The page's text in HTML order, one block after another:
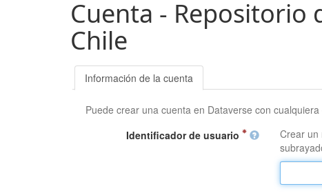
Cuenta - Repositorio
Chile
Información de la cuenta
Puede crear una cuenta en Dataverse con
Identificador de usuario
Crear un